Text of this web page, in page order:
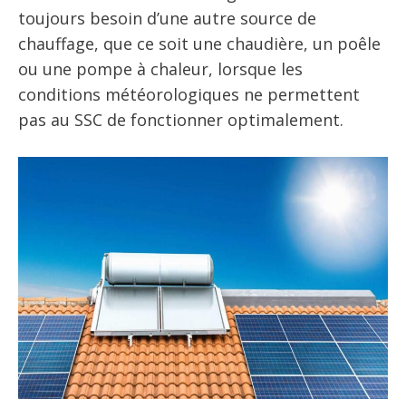
toujours besoin d’une autre source de
chauffage, que ce soit une chaudière, un poêle
ou une pompe à chaleur, lorsque les
conditions météorologiques ne permettent
pas au SSC de fonctionner optimalement.